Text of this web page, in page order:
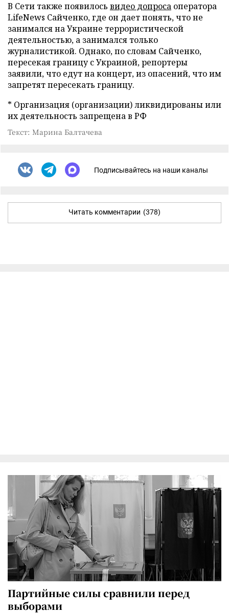
В Сети также появилось видео допроса оператора
LifeNews Сайченко, где он дает понять, что не
занимался на Украине террористической
деятельностью, а занимался только
журналистикой. Однако, по словам Сайченко,
пересекая границу с Украиной, репортеры
заявили, что едут на концерт, из опасений, что им
запретят пересекать границу.
* Организация (организации) ликвидированы или
их деятельность запрещена в РФ
Текст: Марина Балтачева
Подписывайтесь на наши каналы
Читать комментарии (378)
Партийные силы сравнили перед
выборами